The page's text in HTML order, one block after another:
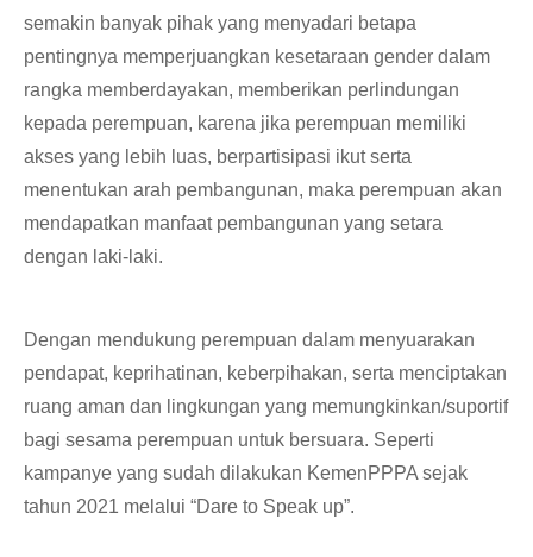
semakin banyak pihak yang menyadari betapa
pentingnya memperjuangkan kesetaraan gender dalam
rangka memberdayakan, memberikan perlindungan
kepada perempuan, karena jika perempuan memiliki
akses yang lebih luas, berpartisipasi ikut serta
menentukan arah pembangunan, maka perempuan akan
mendapatkan manfaat pembangunan yang setara
dengan laki-laki.
Dengan mendukung perempuan dalam menyuarakan
pendapat, keprihatinan, keberpihakan, serta menciptakan
ruang aman dan lingkungan yang memungkinkan/suportif
bagi sesama perempuan untuk bersuara. Seperti
kampanye yang sudah dilakukan KemenPPPA sejak
tahun 2021 melalui “Dare to Speak up”.